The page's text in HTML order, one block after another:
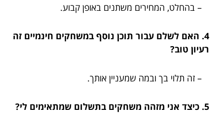
– בהחלט, המחירים משתנים באופן קבוע.
4. האם לשלם עבור תוכן נוסף במשחקים חינמיים זה
רעיון טוב?
– זה תלוי בך ובמה שמעניין אותך.
5. כיצד אני מזהה משחקים בתשלום שמתאימים לי?